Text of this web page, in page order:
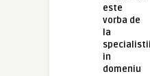
este
vorba de
la
specialistii
in
domeniu